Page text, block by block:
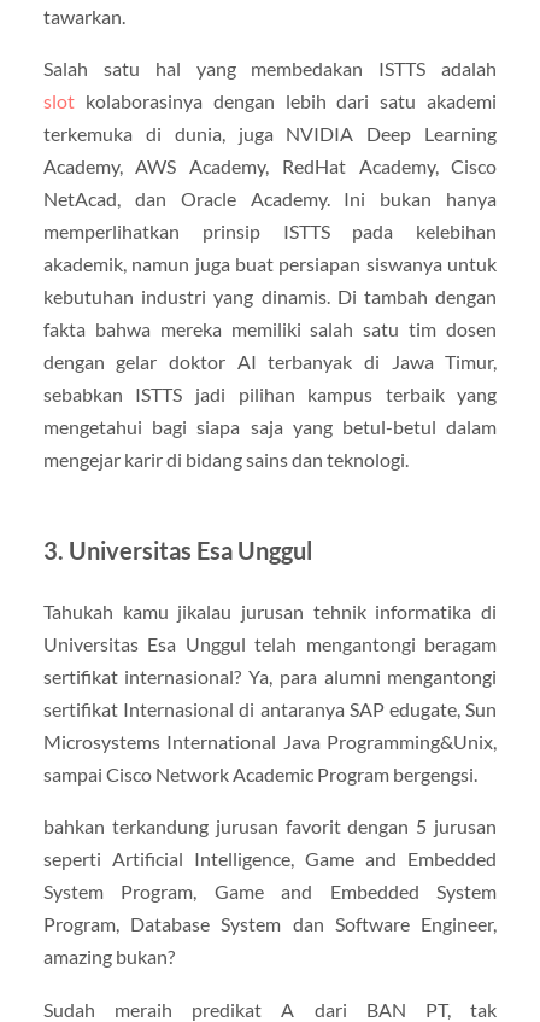
tawarkan.
Salah satu hal yang membedakan ISTTS adalah
slotkolaborasinya dengan lebih dari satu akademi
terkemuka di dunia, juga NVIDIA Deep Learning
Academy, AWS Academy, RedHat Academy, Cisco
NetAcad, dan Oracle Academy. Ini bukan hanya
memperlihatkan prinsip ISTTS pada kelebihan
akademik, namun juga buat persiapan siswanya untuk
kebutuhan industri yang dinamis. Di tambah dengan
fakta bahwa mereka memiliki salah satu tim dosen
dengan gelar doktor AI terbanyak di Jawa Timur,
sebabkan ISTTS jadi pilihan kampus terbaik yang
mengetahui bagi siapa saja yang betul-betul dalam
mengejar karir di bidang sains dan teknologi.
3. Universitas Esa Unggul
Tahukah kamu jikalau jurusan tehnik informatika di
Universitas Esa Unggul telah mengantongi beragam
sertifikat internasional? Ya, para alumni mengantongi
sertifikat Internasional di antaranya SAP edugate, Sun
Microsystems International Java Programming&Unix,
sampai Cisco Network Academic Program bergengsi.
bahkan terkandung jurusan favorit dengan 5 jurusan
seperti Artificial Intelligence, Game and Embedded
System Program, Game and Embedded System
Program, Database System dan Software Engineer,
amazing bukan?
Sudah meraih predikat A dari BAN PT, tak